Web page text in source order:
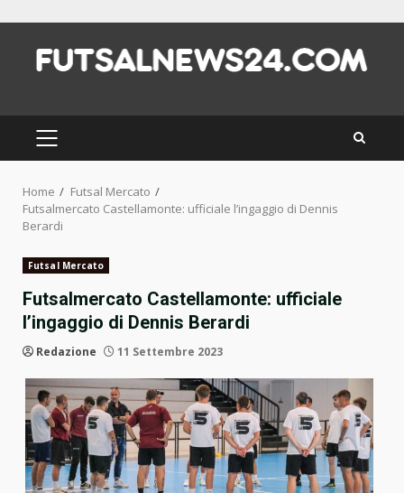
content
PRIMARY
MENU
Home
Futsal Mercato
Futsalmercato Castellamonte: ufficiale l’ingaggio di Dennis
Berardi
Futsal Mercato
Futsalmercato Castellamonte: ufficiale
l’ingaggio di Dennis Berardi
Redazione 11 Settembre 2023